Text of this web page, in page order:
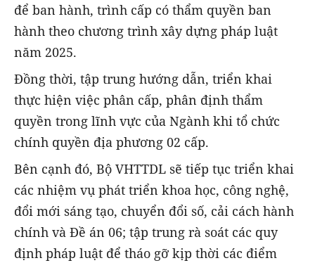
để ban hành, trình cấp có thẩm quyền ban
hành theo chương trình xây dựng pháp luật
năm 2025.
Đồng thời, tập trung hướng dẫn, triển khai
thực hiện việc phân cấp, phân định thẩm
quyền trong lĩnh vực của Ngành khi tổ chức
chính quyền địa phương 02 cấp.
Bên cạnh đó, Bộ VHTTDL sẽ tiếp tục triển khai
các nhiệm vụ phát triển khoa học, công nghệ,
đổi mới sáng tạo, chuyển đổi số, cải cách hành
chính và Đề án 06; tập trung rà soát các quy
định pháp luật để tháo gỡ kịp thời các điểm